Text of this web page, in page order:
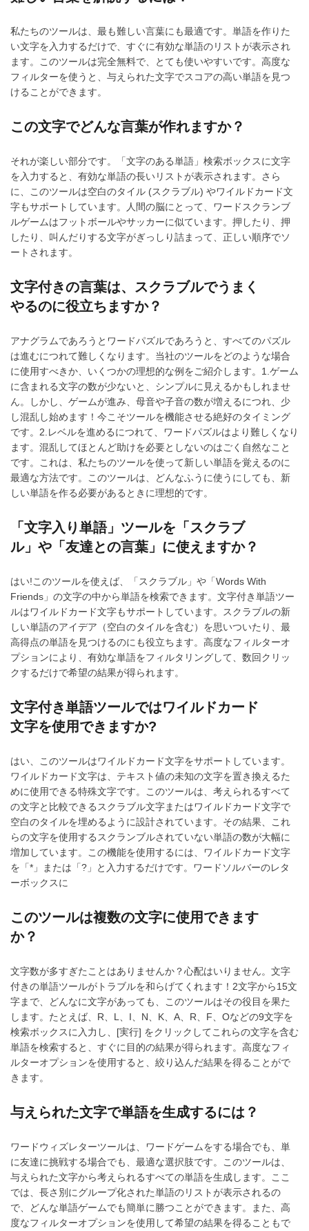
私たちのツールは、最も難しい言葉にも最適です。単語を作りた
い文字を入力するだけで、すぐに有効な単語のリストが表示され
ます。このツールは完全無料で、とても使いやすいです。高度な
フィルターを使うと、与えられた文字でスコアの高い単語を見つ
けることができます。
この文字でどんな言葉が作れますか？
それが楽しい部分です。「文字のある単語」検索ボックスに文字
を入力すると、有効な単語の長いリストが表示されます。さら
に、このツールは空白のタイル (スクラブル) やワイルドカード文
字もサポートしています。人間の脳にとって、ワードスクランブ
ルゲームはフットボールやサッカーに似ています。押したり、押
したり、叫んだりする文字がぎっしり詰まって、正しい順序でソ
ートされます。
文字付きの言葉は、スクラブルでうまく
やるのに役立ちますか？
アナグラムであろうとワードパズルであろうと、すべてのパズル
は進むにつれて難しくなります。当社のツールをどのような場合
に使用すべきか、いくつかの理想的な例をご紹介します。1.ゲーム
に含まれる文字の数が少ないと、シンプルに見えるかもしれませ
ん。しかし、ゲームが進み、母音や子音の数が増えるにつれ、少
し混乱し始めます！今こそツールを機能させる絶好のタイミング
です。2.レベルを進めるにつれて、ワードパズルはより難しくなり
ます。混乱してほとんど助けを必要としないのはごく自然なこと
です。これは、私たちのツールを使って新しい単語を覚えるのに
最適な方法です。このツールは、どんなふうに使うにしても、新
しい単語を作る必要があるときに理想的です。
「文字入り単語」ツールを「スクラブ
ル」や「友達との言葉」に使えますか？
はい!このツールを使えば、「スクラブル」や「Words With
Friends」の文字の中から単語を検索できます。文字付き単語ツー
ルはワイルドカード文字もサポートしています。スクラブルの新
しい単語のアイデア（空白のタイルを含む）を思いついたり、最
高得点の単語を見つけるのにも役立ちます。高度なフィルターオ
プションにより、有効な単語をフィルタリングして、数回クリッ
クするだけで希望の結果が得られます。
文字付き単語ツールではワイルドカード
文字を使用できますか?
はい、このツールはワイルドカード文字をサポートしています。
ワイルドカード文字は、テキスト値の未知の文字を置き換えるた
めに使用できる特殊文字です。このツールは、考えられるすべて
の文字と比較できるスクラブル文字またはワイルドカード文字で
空白のタイルを埋めるように設計されています。その結果、これ
らの文字を使用するスクランブルされていない単語の数が大幅に
増加しています。この機能を使用するには、ワイルドカード文字
を「*」または「?」と入力するだけです。ワードソルバーのレタ
ーボックスに
このツールは複数の文字に使用できます
か？
文字数が多すぎたことはありませんか？心配はいりません。文字
付きの単語ツールがトラブルを和らげてくれます！2文字から15文
字まで、どんなに文字があっても、このツールはその役目を果た
します。たとえば、R、L、I、N、K、A、R、F、Oなどの9文字を
検索ボックスに入力し、[実行] をクリックしてこれらの文字を含む
単語を検索すると、すぐに目的の結果が得られます。高度なフィ
ルターオプションを使用すると、絞り込んだ結果を得ることがで
きます。
与えられた文字で単語を生成するには？
ワードウィズレターツールは、ワードゲームをする場合でも、単
に友達に挑戦する場合でも、最適な選択肢です。このツールは、
与えられた文字から考えられるすべての単語を生成します。ここ
では、長さ別にグループ化された単語のリストが表示されるの
で、どんな単語ゲームでも簡単に勝つことができます。また、高
度なフィルターオプションを使用して希望の結果を得ることもで